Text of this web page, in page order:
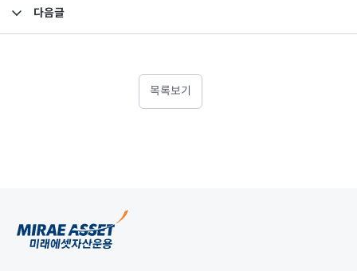
다음글
목록보기